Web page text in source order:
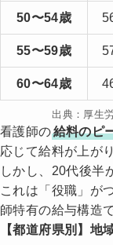
50〜54歳
55〜59歳
60〜64歳
出典：厚生
看護師の給料のピ
応じて給料が上が
しかし、20代後半
これは「役職」が
師特有の給与構造で
【都道府県別】地